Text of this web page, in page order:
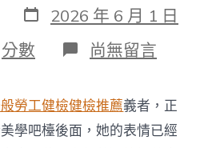
發
表
日
期
2026 年 6 月 1 日
分數 在
〈于
秀
傳
醫
尚無留言
勞工健檢健檢推薦義者，正
學吧檯後面，她的表情已經